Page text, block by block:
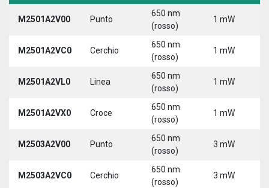
M2501A2V00 Punto
650 nm
(rosso)
1 mW
M2501A2VC0 Cerchio
650 nm
(rosso)
1 mW
M2501A2VL0 Linea
650 nm
(rosso)
1 mW
M2501A2VX0 Croce
650 nm
(rosso)
1 mW
M2503A2V00 Punto
650 nm
(rosso)
3 mW
M2503A2VC0 Cerchio
650 nm
(rosso)
3 mW